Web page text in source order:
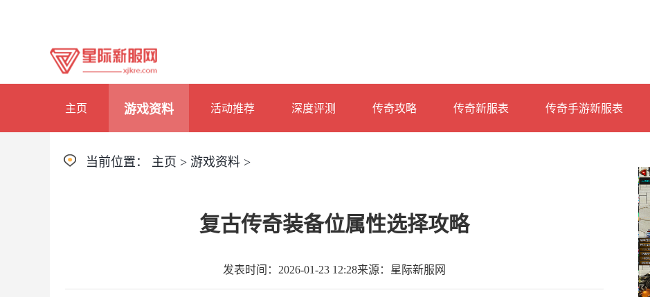
主页 游戏资料 活动推荐 深度评测 传奇攻略 传奇新服表 传奇手游新服表
当前位置： 主页 > 游戏资料 >
复古传奇装备位属性选择攻略
发表时间：2026-01-23 12:28来源：星际新服网